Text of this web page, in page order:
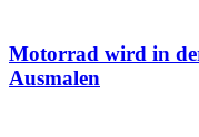
Motorrad wird in
Ausmalen